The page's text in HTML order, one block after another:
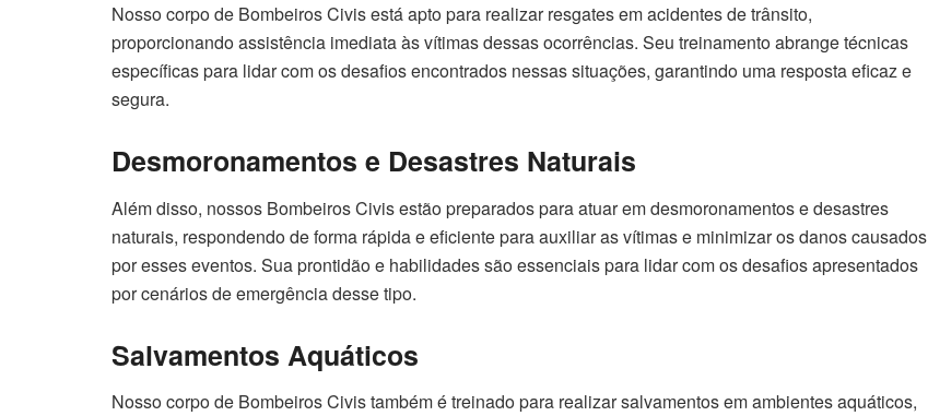
Nosso corpo de Bombeiros Civis está apto para realizar resgates em acidentes de trânsito,
proporcionando assistência imediata às vítimas dessas ocorrências. Seu treinamento abrange técnicas
específicas para lidar com os desafios encontrados nessas situações, garantindo uma resposta eficaz e
segura.
Desmoronamentos e Desastres Naturais
Além disso, nossos Bombeiros Civis estão preparados para atuar em desmoronamentos e desastres
naturais, respondendo de forma rápida e eficiente para auxiliar as vítimas e minimizar os danos causados
por esses eventos. Sua prontidão e habilidades são essenciais para lidar com os desafios apresentados
por cenários de emergência desse tipo.
Salvamentos Aquáticos
Nosso corpo de Bombeiros Civis também é treinado para realizar salvamentos em ambientes aquáticos,